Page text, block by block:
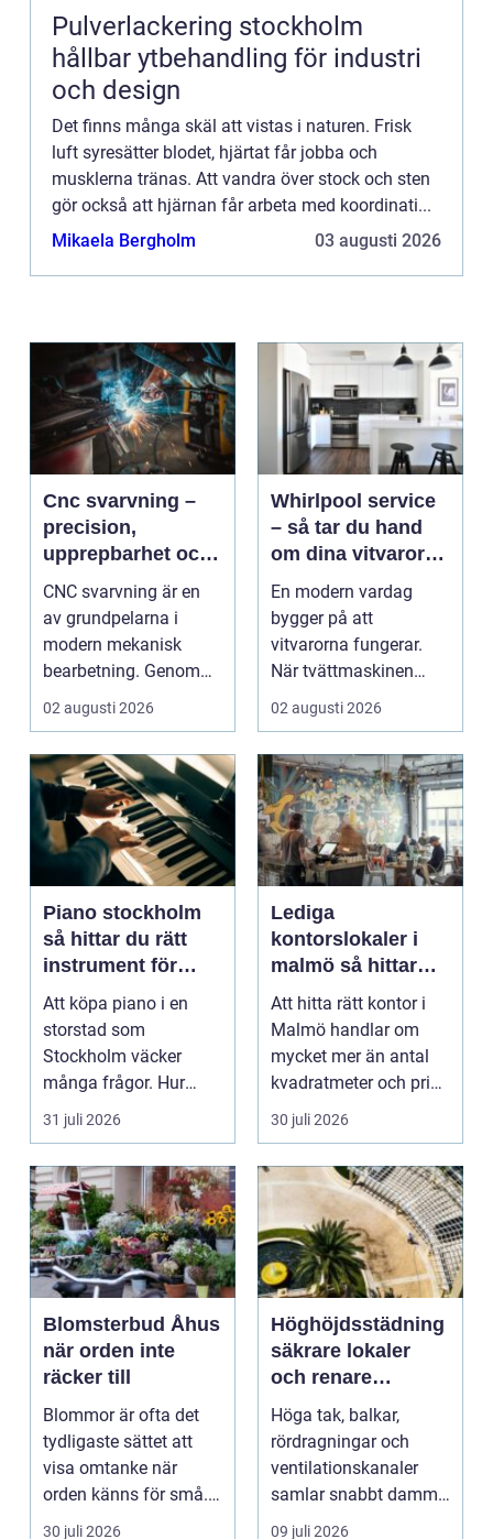
Pulverlackering stockholm
hållbar ytbehandling för industri
och design
Det finns många skäl att vistas i naturen. Frisk
luft syresätter blodet, hjärtat får jobba och
musklerna tränas. Att vandra över stock och sten
gör också att hjärnan får arbeta med koordinati...
Mikaela Bergholm
03 augusti 2026
Cnc svarvning –
precision,
upprepbarhet och
smart produktion
CNC svarvning är en
av grundpelarna i
modern mekanisk
bearbetning. Genom
att kombinera
traditio...
02 augusti 2026
Whirlpool service
– så tar du hand
om dina vitvaror
på rätt sätt
En modern vardag
bygger på att
vitvarorna fungerar.
När tvättmaskinen
stannar, diskm...
02 augusti 2026
Piano stockholm
så hittar du rätt
instrument för
hem och scen
Att köpa piano i en
storstad som
Stockholm väcker
många frågor. Hur
hittar man ett
instrument som bå...
31 juli 2026
Lediga
kontorslokaler i
malmö så hittar
företag rätt läge
och rätt lokal
Att hitta rätt kontor i
Malmö handlar om
mycket mer än antal
kvadratmeter och pris
per månad. Företa...
30 juli 2026
Blomsterbud Åhus
när orden inte
räcker till
Blommor är ofta det
tydligaste sättet att
visa omtanke när
orden känns för små.
Ett genomtänkt
30 juli 2026
Höghöjdsstädning
säkrare lokaler
och renare
arbetsmiljö
Höga tak, balkar,
rördragningar och
ventilationskanaler
samlar snabbt damm,
smuts och partiklar. I
09 juli 2026